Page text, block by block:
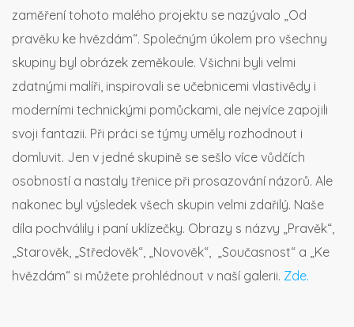
zaměření tohoto malého projektu se nazývalo „Od
pravěku ke hvězdám“. Společným úkolem pro všechny
skupiny byl obrázek zeměkoule. Všichni byli velmi
zdatnými malíři, inspirovali se učebnicemi vlastivědy i
moderními technickými pomůckami, ale nejvíce zapojili
svoji fantazii. Při práci se týmy uměly rozhodnout i
domluvit. Jen v jedné skupině se sešlo více vůdčích
osobností a nastaly třenice při prosazování názorů. Ale
nakonec byl výsledek všech skupin velmi zdařilý. Naše
díla pochválily i paní uklízečky. Obrazy s názvy „Pravěk“,
„Starověk, „Středověk“, „Novověk“, „Současnost“ a „Ke
hvězdám“ si můžete prohlédnout v naší galerii. Zde.